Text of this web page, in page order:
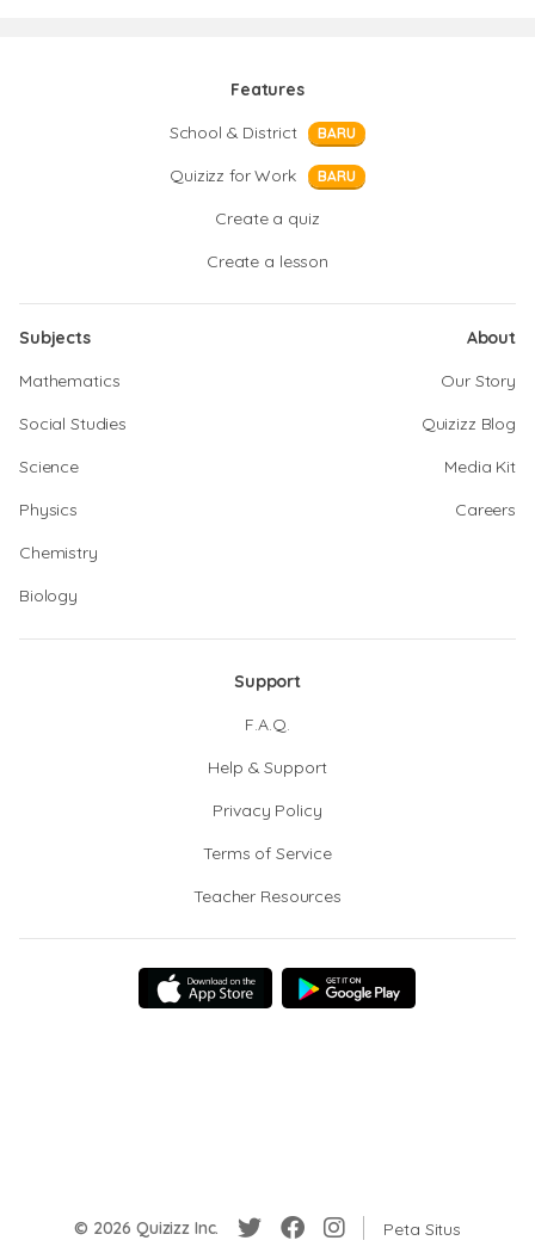
Features
School & District
BARU
Quizizz for Work BARU
Create a quiz
Create a lesson
Subjects
Mathematics
Social Studies
Science
Physics
Chemistry
Biology
About
Our Story
Quizizz Blog
Media Kit
Careers
Support
F.A.Q.
Help & Support
Privacy Policy
Terms of Service
Teacher Resources
© 2026 Quizizz Inc. Peta Situs